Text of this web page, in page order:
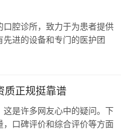
腔诊所，致力于为患者提供
进的设备和专门的医护团
质正规挺靠谱
是许多网友心中的疑问。下
口碑评价和综合评价等方面